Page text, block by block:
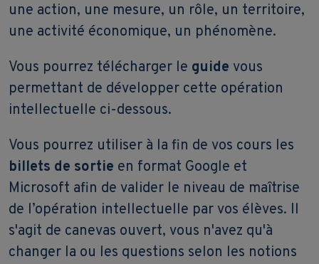
une action, une mesure, un rôle, un territoire,
une activité économique, un phénomène.
Vous pourrez télécharger le guide vous
permettant de développer cette opération
intellectuelle ci-dessous.
Vous pourrez utiliser à la fin de vos cours les
billets de sortie en format Google et
Microsoft afin de valider le niveau de maîtrise
de l’opération intellectuelle par vos élèves. Il
s'agit de canevas ouvert, vous n'avez qu'à
changer la ou les questions selon les notions